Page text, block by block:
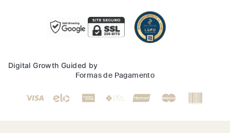
Digital Growth Guided by
Formas de Pagamento